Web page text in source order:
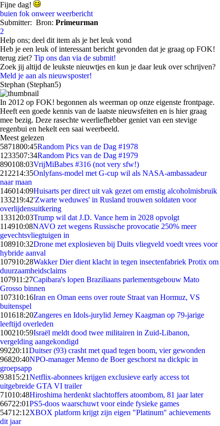
Fijne dag!
buien fok onweer weerbericht
Submitter: Bron: Primeurman
2
Help ons; deel dit item als je het leuk vond
Heb je een leuk of interessant bericht gevonden dat je graag op FOK!
terug ziet? Tip ons dan via de submit!
Zoek jij altijd de leukste nieuwtjes en kun je daar leuk over schrijven?
Meld je aan als nieuwsposter!
Stephan (Stephan5)
In 2012 op FOK! begonnen als weerman op onze eigenste frontpage.
Heeft een goede kennis van de laatste nieuwsfeiten en is hier graag
mee bezig. Deze rasechte weerliefhebber geniet van een stevige
regenbui en hekelt een saai weerbeeld.
Meest gelezen
5871800:45Random Pics van de Dag #1978
1233507:34Random Pics van de Dag #1979
890108:03VrijMiBabes #316 (not very sfw!)
212214:35Onlyfans-model met G-cup wil als NASA-ambassadeur
naar maan
146014:09Huisarts per direct uit vak gezet om ernstig alcoholmisbruik
133219:42'Zwarte weduwes' in Rusland trouwen soldaten voor
overlijdensuitkering
1331 20:03Trump wil dat J.D. Vance hem in 2028 opvolgt
114910:08NAVO zet wegens Russische provocatie 250% meer
gevechtsvliegtuigen in
108910:32Drone met explosieven bij Duits vliegveld voedt vrees voor
hybride aanval
107910:28Wakker Dier dient klacht in tegen insectenfabriek Protix om
duurzaamheidsclaims
107911:27Capibara's lopen Braziliaans parlementsgebouw Mato
Grosso binnen
107310:16Iran en Oman eens over route Straat van Hormuz, VS
buitenspel
101618:20Zangeres en Idols-jurylid Jerney Kaagman op 79-jarige
leeftijd overleden
100210:59Israël meldt dood twee militairen in Zuid-Libanon,
vergelding aangekondigd
99220:11Duitser (93) crasht met quad tegen boom, vier gewonden
96820:40NPO-manager Menno de Boer geschorst na dickpic in
groepsapp
93815:21Netflix-abonnees krijgen exclusieve early access tot
uitgebreide GTA VI trailer
71010:48Hiroshima herdenkt slachtoffers atoombom, 81 jaar later
66722:01PS5-doos waarschuwt voor einde fysieke games
54712:12XBOX platform krijgt zijn eigen "Platinum" achievements
dit jaar